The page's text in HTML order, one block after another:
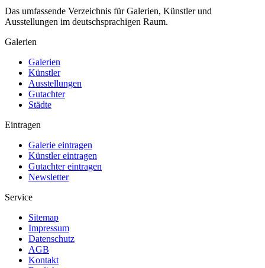
Das umfassende Verzeichnis für Galerien, Künstler und
Ausstellungen im deutschsprachigen Raum.
Galerien
Galerien
Künstler
Ausstellungen
Gutachter
Städte
Eintragen
Galerie eintragen
Künstler eintragen
Gutachter eintragen
Newsletter
Service
Sitemap
Impressum
Datenschutz
AGB
Kontakt